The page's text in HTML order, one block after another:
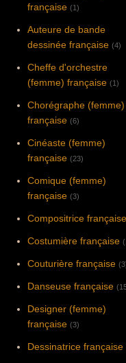
française (1)
Auteure de bande
dessinée française (4)
Cheffe d'orchestre
(femme) française (1)
Chorégraphe (femme)
française (6)
Cinéaste (femme)
française (23)
Comique (femme)
française (3)
Compositrice française
Costumière française
Couturière française
Danseuse française
Designer (femme)
française (3)
Dessinatrice française